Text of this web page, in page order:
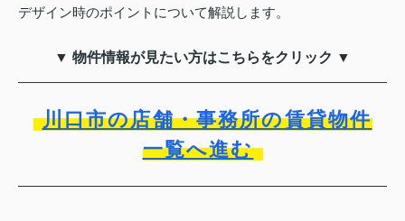
デザイン時のポイントについて解説します。
▼ 物件情報が見たい方はこちらをクリック ▼
川口市の店舗・事務所の賃貸物件
一覧へ進む